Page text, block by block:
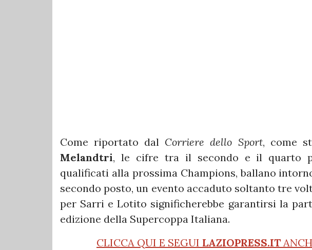
Come riportato dal Corriere dello Sport, come
Melandtri, le cifre tra il secondo e il quarto
qualificati alla prossima Champions, ballano
secondo posto, un evento accaduto soltanto tre
per Sarri e Lotito significherebbe garantirsi la
edizione della Supercoppa Italiana.
CLICCA QUI E SEGUI LAZIOPRESS.IT